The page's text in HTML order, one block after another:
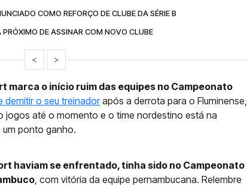
COMO REFORÇO DE CLUBE DA SÉRIE B
DE ASSINAR COM NOVO CLUBE
< >
marca o início ruim das equipes no Campeonato
demitir o seu treinadorapós a derrota para o Fluminense,
até o momento e o time nordestino está na
ponto ganho.
haviam se enfrentado, tinha sido no Campeonato
, com vitória da equipe pernambucana. Relembre